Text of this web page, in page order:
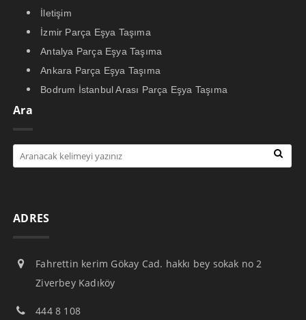
İletişim
İzmir Parça Eşya Taşıma
Antalya Parça Eşya Taşıma
Ankara Parça Eşya Taşıma
Bodrum İstanbul Arası Parça Eşya Taşıma
Ara
ADRES
Fahrettin kerim Gökay Cad. hakkı bey sokak no 2
Ziverbey Kadıköy
444 8 108